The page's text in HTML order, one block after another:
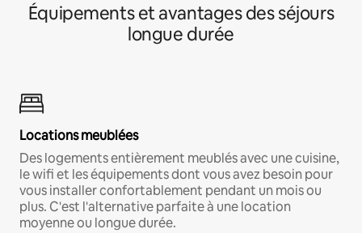
Équipements et avantages des séjours
longue durée
Locations meublées
Des logements entièrement meublés avec une cuisine,
le wifi et les équipements dont vous avez besoin pour
vous installer confortablement pendant un mois ou
plus. C'est l'alternative parfaite à une location
moyenne ou longue durée.